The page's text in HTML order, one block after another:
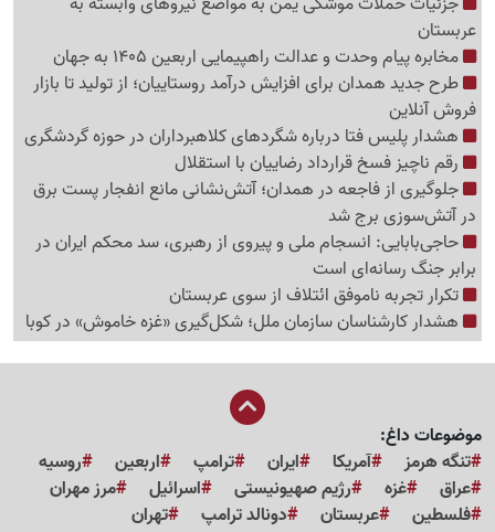
عربستان
مخابره پیام وحدت و عدالت راهپیمایی اربعین 1405 به جهان
طرح جدید همدان برای افزایش درآمد روستاییان؛ از تولید تا بازار
فروش آنلاین
هشدار پلیس فتا درباره شگردهای کلاهبرداران در حوزه گردشگری
رقم ناچیز فسخ قرارداد رضاییان با استقلال
جلوگیری از فاجعه در همدان؛ آتش‌نشانی مانع انفجار پست برق
در آتش‌سوزی برج شد
حاجی‌بابایی: انسجام ملی و پیروی از رهبری، سد محکم ایران در
برابر جنگ رسانه‌ای است
تکرار تجربه ناموفق ائتلاف از سوی عربستان
هشدار کارشناسان سازمان ملل؛ شکل‌گیری «غزه‌ خاموش» در کوبا
موضوعات داغ:
تنگه هرمز
آمریکا ایران ترامپ اربعین
روسیه
عراق
غزه رژیم صهیونیستی اسرائیل
مرز مهران
فلسطین
عربستان دونالد ترامپ تهران